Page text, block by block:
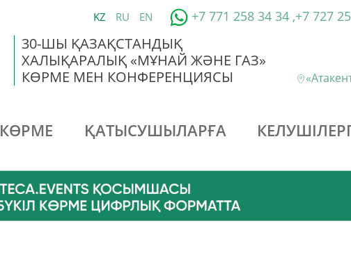
KZ RU EN +7 771 258 34 34 ,+7 727
30-ШЫ ҚАЗАҚСТАНДЫҚ
ХАЛЫҚАРАЛЫҚ «МҰНАЙ ЖӘНЕ ГАЗ»
КӨРМЕ МЕН КОНФЕРЕНЦИЯСЫ
КӨРМЕ ҚАТЫСУШЫЛАРҒА